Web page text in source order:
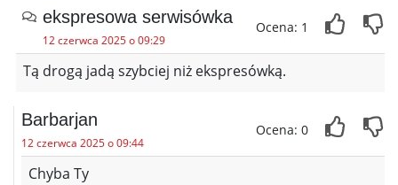
ekspresowa serwisówka
12 czerwca 2025 o 09:29
Ocena: 1
Tą drogą jadą szybciej niż ekspresówką.
Barbarjan
12 czerwca 2025 o 09:44
Ocena: 0
Chyba Ty